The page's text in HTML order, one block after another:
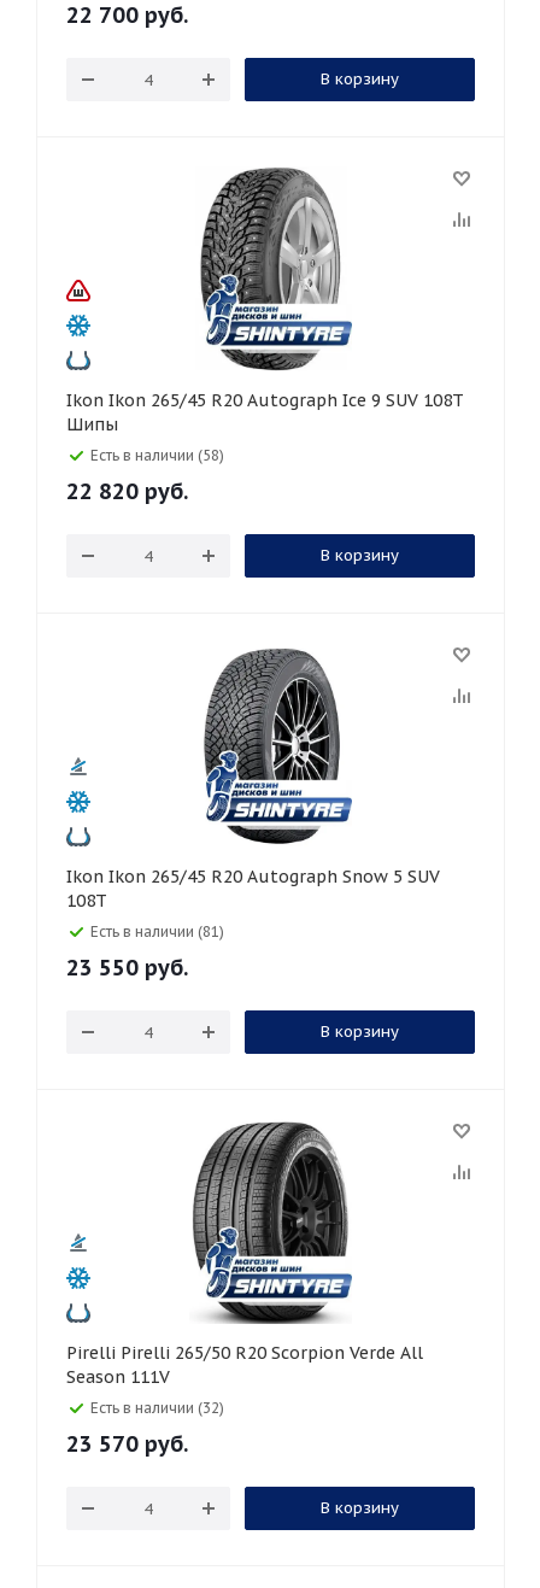
22 700 руб.
В корзину
Ikon Ikon 265/45 R20 Autograph Ice 9 SUV 108T
Шипы
Есть в наличии (58)
22 820 руб.
В корзину
Ikon Ikon 265/45 R20 Autograph Snow 5 SUV
108T
Есть в наличии (81)
23 550 руб.
В корзину
Pirelli Pirelli 265/50 R20 Scorpion Verde All
Season 111V
Есть в наличии (32)
23 570 руб.
В корзину